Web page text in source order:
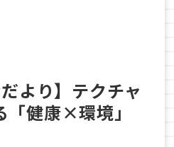
だより】テクチャ
「健康×環境」